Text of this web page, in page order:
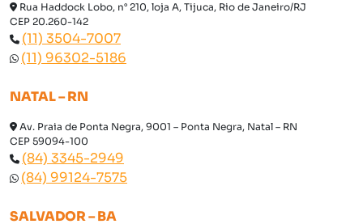
Rua Haddock Lobo, n° 210, loja A, Tijuca, Rio de Janeiro/RJ
CEP 20.260-142
(11) 3504-7007
(11) 96302-5186
NATAL – RN
Av. Praia de Ponta Negra, 9001 – Ponta Negra, Natal – RN
CEP 59094-100
(84) 3345-2949
(84) 99124-7575
SALVADOR – BA